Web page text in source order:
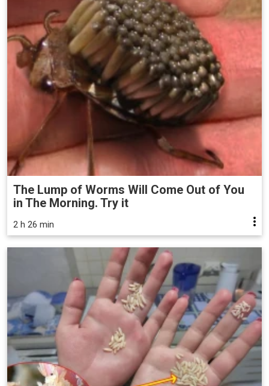
The Lump of Worms Will Come Out of You
in The Morning. Try it
2 h 26 min